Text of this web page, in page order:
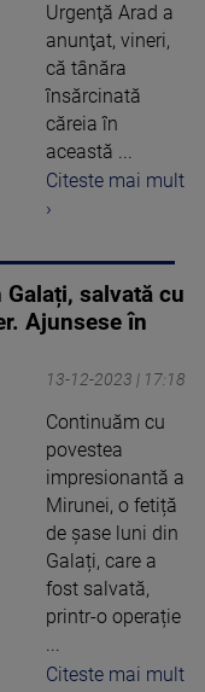
Urgenţă Arad a
anunţat, vineri,
că tânăra
însărcinată
căreia în
această ...
Citeste mai mult
›
salvată cu
Ajunsese în
13-12-2023 | 17:18
Continuăm cu
povestea
impresionantă a
Mirunei, o fetiță
de șase luni din
Galați, care a
fost salvată,
printr-o operație
...
Citeste mai mult